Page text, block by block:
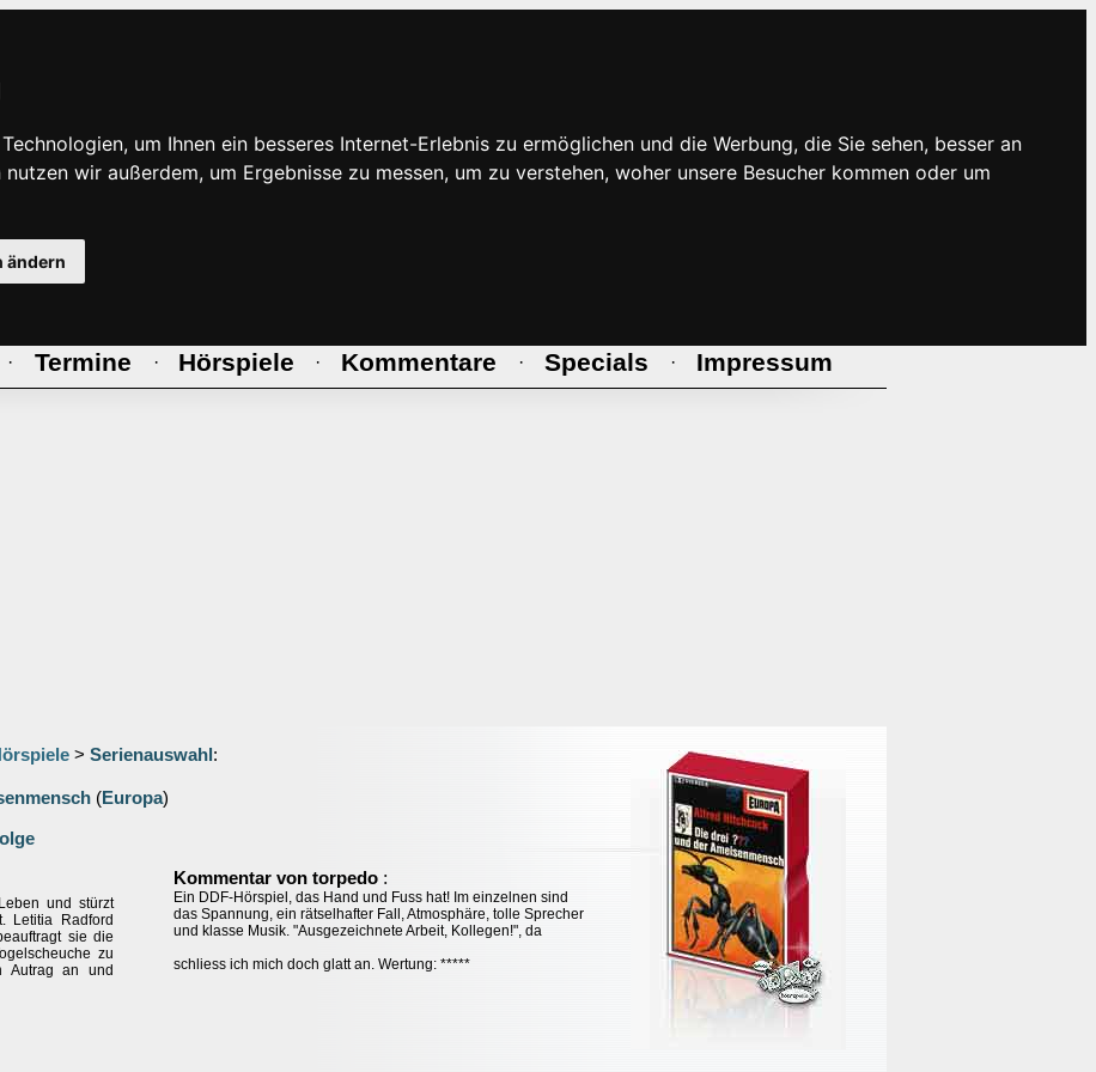
um Ihnen ein besseres Internet-Erlebnis zu ermöglichen und die Werbung, die Sie sehen, besser an
wir außerdem, um Ergebnisse zu messen, um zu verstehen, woher unsere Besucher kommen oder um
ändern
· Termine · Hörspiele · Kommentare · Specials · Impressum
> Serienauswahl :
(Europa)
und stürzt
Letitia Radford
sie die
zu
Autrag an und
Kommentar von torpedo :
Ein DDF-Hörspiel, das Hand und Fuss hat! Im einzelnen sind
das Spannung, ein rätselhafter Fall, Atmosphäre, tolle Sprecher
und klasse Musik. "Ausgezeichnete Arbeit, Kollegen!", da
schliess ich mich doch glatt an. Wertung: *****